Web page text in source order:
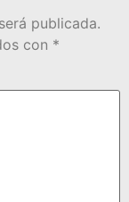
publicada.
con *